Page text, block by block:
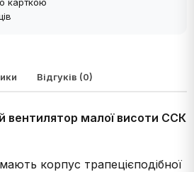
Відгуків (0)
вентилятор малої висоти ССК
мають корпус трапецієподібної